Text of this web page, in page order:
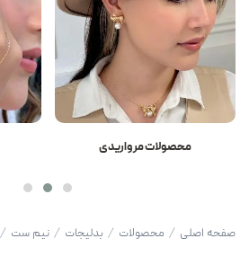
محصولات مرواریدی
صفحه اصلی / محصولات / بدلیجات / نیم ست /